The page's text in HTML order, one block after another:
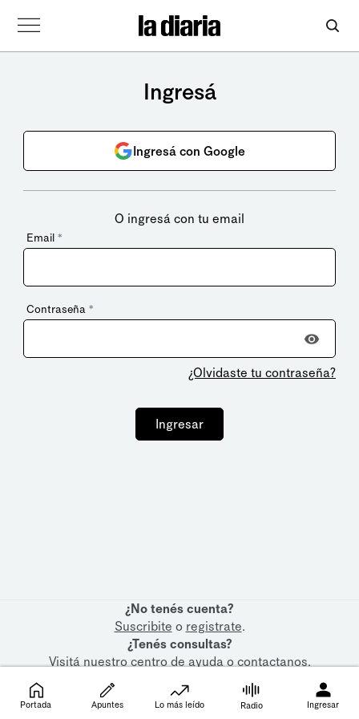
Ingresá
Ingresá con Google
O ingresá con tu email
Email *
Contraseña *
¿Olvidaste tu contraseña?
Ingresar
¿No tenés cuenta?
Suscribite o registrate.
¿Tenés consultas?
Visitá nuestrocentro de ayudaocontactanos.
Portada Apuntes Lo más leído Radio Ingresar